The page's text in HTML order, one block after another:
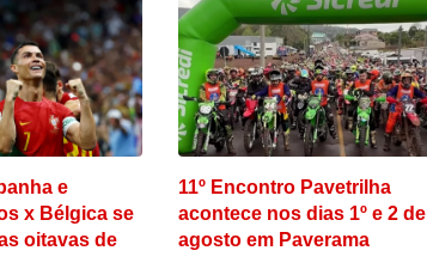
e
x Bélgica se
oitavas de
11º Encontro Pavetrilha
acontece nos dias 1º e 2 de
agosto em Paverama